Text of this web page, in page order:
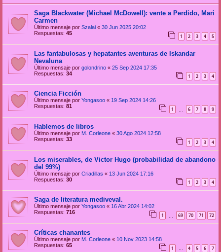
Saga Blackwater (Michael McDowell): vente a Perdido, Mari
Carmen
Último mensaje por Szalai « 30 Jun 2025 20:02
Respuestas: 45 1 2 3 4 5
Las fantabulosas y hepatantes aventuras de Iskandar
Nevaluna
Último mensaje por golondrino « 25 Sep 2024 17:35
Respuestas: 34 1 2 3 4
Ciencia Ficción
Último mensaje por Yongasoo « 19 Sep 2024 14:26
Respuestas: 81 1 6 7 8 9
Hablemos de libros
Último mensaje por M. Corleone « 30 Ago 2024 12:58
Respuestas: 33 1 2 3 4
Los miserables, de Victor Hugo (probabilidad de abandono
del 99%)
Último mensaje por Criadillas « 13 Jun 2024 17:16
Respuestas: 30 1 2 3 4
Saga de literatura mediveval.
Último mensaje por Yongasoo « 16 Abr 2024 14:02
Respuestas: 716 1 69 70 71 72
Críticas chanantes
Último mensaje por M. Corleone « 10 Nov 2023 14:58
Respuestas: 65 1 … 4 5 6 7